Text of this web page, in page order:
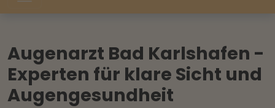
Augenarzt Bad Karlshafen -
Experten für klare Sicht und
Augengesundheit